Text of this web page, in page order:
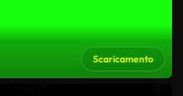
Scaricamento